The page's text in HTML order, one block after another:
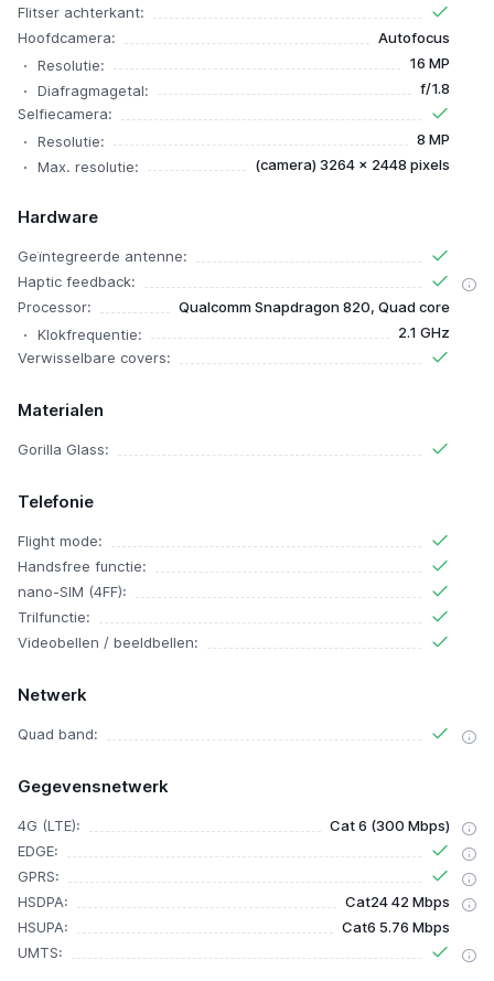
Flitser achterkant:
Hoofdcamera:
Autofocus
Resolutie:
16 MP
Diafragmagetal:
f/1.8
Selfiecamera:
Resolutie:
8 MP
Max. resolutie:
(camera) 3264 x 2448 pixels
Hardware
Geïntegreerde antenne:
Haptic feedback:
Processor:
Qualcomm Snapdragon 820, Quad core
Klokfrequentie:
2.1 GHz
Verwisselbare covers:
Materialen
Gorilla Glass:
Telefonie
Flight mode:
Handsfree functie:
nano-SIM (4FF):
Trilfunctie:
Videobellen / beeldbellen:
Netwerk
Quad band:
Gegevensnetwerk
4G (LTE):
Cat 6 (300 Mbps)
EDGE:
GPRS:
HSDPA:
Cat24 42 Mbps
HSUPA:
Cat6 5.76 Mbps
UMTS: